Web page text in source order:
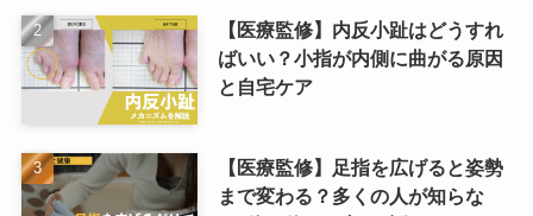
【医療監修】内反小趾はどうすれ
ばいい？小指が内側に曲がる原因
と自宅ケア
【医療監修】足指を広げると姿勢
まで変わる？多くの人が知らな